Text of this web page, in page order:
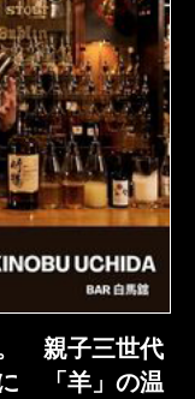
親子三世代
「羊」の温